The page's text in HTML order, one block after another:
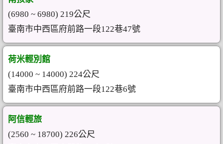
(6980 ~ 6980) 219公尺
臺南市中西區府前路一段122巷47號
荷米輕別館
(14000 ~ 14000) 224公尺
臺南市中西區府前路一段122巷6號
阿信輕旅
(2560 ~ 18700) 226公尺